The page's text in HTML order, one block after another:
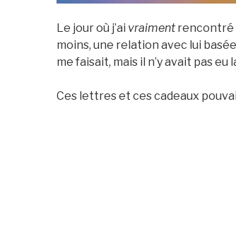
Le jour où j’ai vraimentrencontré
moins, une relation avec lui basée
me faisait, mais il n’y avait pas
Ces lettres et ces cadeaux